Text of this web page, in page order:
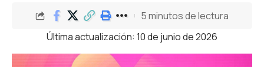
Última actualización: 10 de junio de 2026
5 minutos de lectura